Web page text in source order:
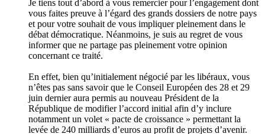
Je tiens tout d’abord à vous remercier pour l’engagement dont
vous faites preuve à l’égard des grands dossiers de notre pays
et pour votre souhait de vous impliquer pleinement dans le
débat démocratique. Néanmoins, je suis au regret de vous
informer que ne partage pas pleinement votre opinion
concernant ce traité.
En effet, bien qu’initialement négocié par les libéraux, vous
n’êtes pas sans savoir que le Conseil Européen des 28 et 29
juin dernier aura permis au nouveau Président de la
République de modifier l’accord initial afin d’y inclure
notamment un volet « pacte de croissance » permettant la
levée de 240 milliards d’euros au profit de projets d’avenir.